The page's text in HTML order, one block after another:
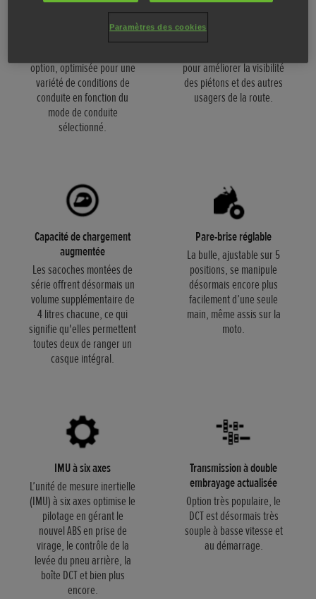
Suspension électronique
La suspension Showa-
option, optimisée pour une
variété de conditions de
conduite en fonction du
mode de conduite
sélectionné.
Les feux de jour intègrent
pour améliorer la visibilité
des piétons et des autres
usagers de la route.
Capacité de chargement
augmentée
Les sacoches montées de
série offrent désormais un
volume supplémentaire de
4 litres chacune, ce qui
signifie qu'elles permettent
toutes deux de ranger un
casque intégral.
Pare-brise réglable
La bulle, ajustable sur 5
positions, se manipule
désormais encore plus
facilement d’une seule
main, même assis sur la
moto.
IMU à six axes
L’unité de mesure inertielle
(IMU) à six axes optimise le
pilotage en gérant le
nouvel ABS en prise de
virage, le contrôle de la
levée du pneu arrière, la
boîte DCT et bien plus
encore.
Transmission à double
embrayage actualisée
Option très populaire, le
DCT est désormais très
souple à basse vitesse et
au démarrage.
Paramètres des cookies